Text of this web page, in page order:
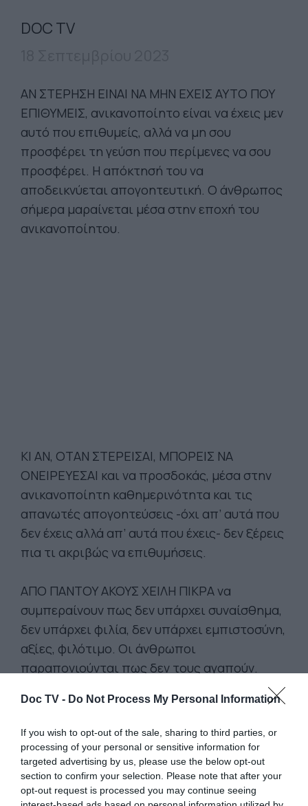
Doc TV - Do Not Process My Personal Information
If you wish to opt-out of the sale, sharing to third parties, or
processing of your personal or sensitive information for
targeted advertising by us, please use the below opt-out
section to confirm your selection. Please note that after your
opt-out request is processed you may continue seeing
DOC TV
ΑΝ ΣΤΕΡΗΣΗ ΕΙΝΑΙ ΝΑ ΜΗΝ ΕΧΕΙΣ ΑΥΤΟ ΠΟΥ
ΕΠΙΘΥΜΕΙΣ, ανικανοποίητο είναι να έχεις μεν
αυτό που επιθυμείς, αλλά να μη σου
προσφέρει τη γεύση που περίμενες να σου
προσφέρει. Η απόκτησή του να
αποδεικνύεται απογοητευτική. O άνθρωπος
σήμερα μαραίνεται μέσα στην εποχή του
ανικανοποίητου.
ΚΙ ΑΝ, ΟΤΑΝ ΣΤΕΡΕΙΣΑΙ, ΜΠΟΡΕΙΣ ΝΑ
ΟΝΕΙΡΕΥΕΣΑΙ και να προσδοκάς, μέσα στην
ανικανοποίητη καθημερινότητα και τις
απανωτές απογοητεύσεις -όχι απ’ αυτά που
δεν έχεις αλλά απ’ αυτά που έχεις- δεν ξέρεις
πια τι ακριβώς να επιθυμήσεις.
ΑΠΟ ΠΑΝΤΟΥ ΑΚΟΥΣ ΧΕΙΛΗ ΠΙΚΡΑ να
συμπεραίνουν πως δεν υπάρχει συναίσθημα,
δεν υπάρχει φιλία, δεν υπάρχει εμπιστοσύνη,
αξίες, φιλότιμο. Οι άνθρωποι
παραπονιούνται πως δεν τους αγαπούν.
άλλους να σου χαρίσουν την αγάπη.
Η ΑΓΑΠΗ ΟΝΤΩΣ ΕΙΝΑΙ Η ΜΕΓΑΛΗ ΠΛΗΡΩΣΗ
της ύπαρξης, αλλά μόνο όταν πρόκειται για
αγάπη που δίνεις. Όσο κι αν αγαπιέσαι, το
ανικανοποίητο θα επιμένει ζοφώδες στην